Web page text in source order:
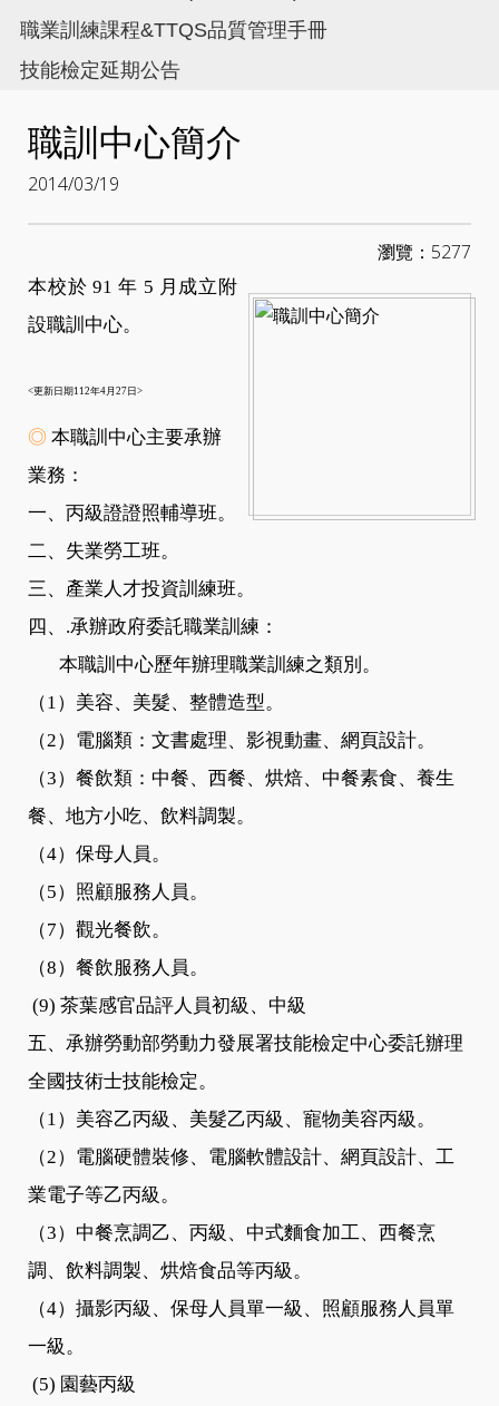
職業訓練課程&TTQS品質管理手冊
技能檢定延期公告
職訓中心簡介
2014/03/19
瀏覽：5277
本校於 91 年 5 月成立附
設職訓中心。
<更新日期112年4月27日>
◎ 本職訓中心主要承辦
業務：
一、丙級證證照輔導班。
二、失業勞工班。
三、產業人才投資訓練班。
四、.承辦政府委託職業訓練：
本職訓中心歷年辦理職業訓練之類別。
（1）美容、美髮、整體造型。
（2）電腦類：文書處理、影視動畫、網頁設計。
（3）餐飲類：中餐、西餐、烘焙、中餐素食、養生
餐、地方小吃、飲料調製。
（4）保母人員。
（5）照顧服務人員。
（7）觀光餐飲。
（8）餐飲服務人員。
(9) 茶葉感官品評人員初級 、 中級
五、承辦勞動部勞動力發展署技能檢定中心委託辦理
全國技術士技能檢定。
（1）美容乙丙級、美髮乙丙級、寵物美容丙級。
（2）電腦硬體裝修、電腦軟體設計、網頁設計、工
業電子等乙丙級。
（3）中餐烹調乙、丙級、中式麵食加工、西餐烹
調、飲料調製、烘焙食品等丙級。
（4）攝影丙級、保母人員單一級、照顧服務人員單
一級。
(5) 園藝丙級